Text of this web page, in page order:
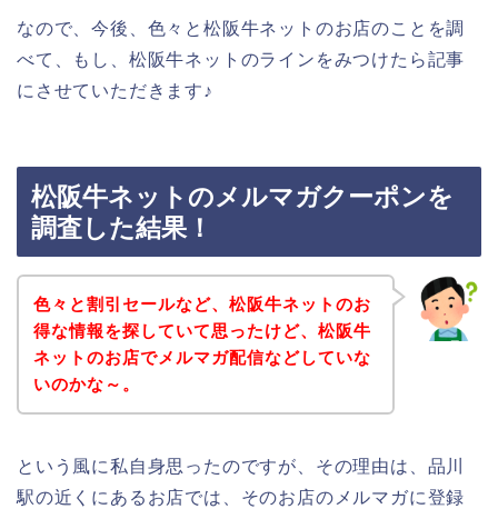
なので、今後、色々と松阪牛ネットのお店のことを調
べて、もし、松阪牛ネットのラインをみつけたら記事
にさせていただきます♪
松阪牛ネットのメルマガクーポンを
調査した結果！
色々と割引セールなど、松阪牛ネットのお
得な情報を探していて思ったけど、松阪牛
ネットのお店でメルマガ配信などしていな
いのかな～。
という風に私自身思ったのですが、その理由は、品川
駅の近くにあるお店では、そのお店のメルマガに登録